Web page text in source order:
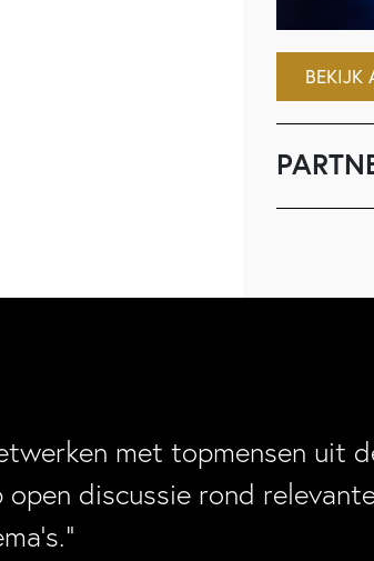
BEKIJK
met topmensen uit
discussie rond